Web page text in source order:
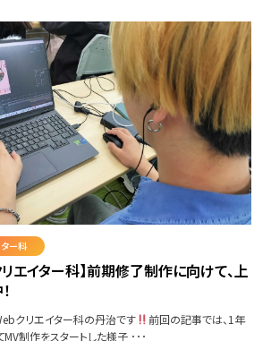
ー科
リエイター科】前期修了制作に向けて、上
クリエイター科の丹治です
前回の記事では、1年
制作をスタートした様子 ･･･